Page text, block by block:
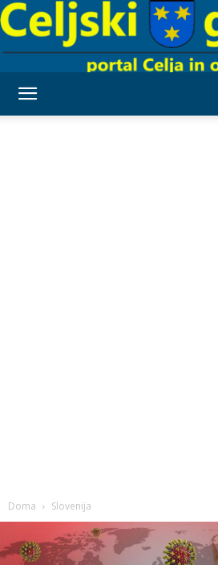
Doma Slovenija